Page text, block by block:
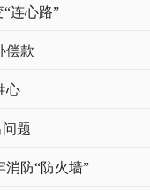
连心路”
偿款
心
题
消防“防火墙”